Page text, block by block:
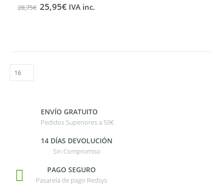
0out of 5
28,75€ 25,95€ IVA inc.
ENVÍO GRATUITO
Pedidos Superiores a 59€
14 DÍAS DEVOLUCIÓN
Sin Compromiso
PAGO SEGURO
Pasarela de pago Redsys